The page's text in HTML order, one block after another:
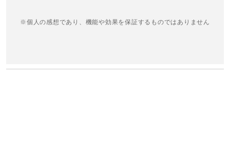
※個人の感想であり、機能や効果を保証するものではありません